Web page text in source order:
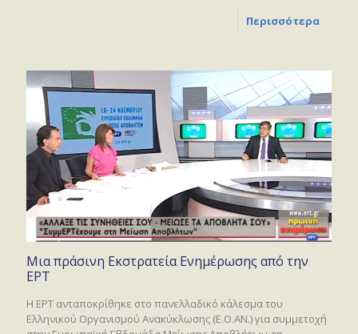
Περισσότερα
Μια πράσινη Εκστρατεία Ενημέρωσης από την
ΕΡΤ
Η ΕΡΤ ανταποκρίθηκε στο πανελλαδικό κάλεσμα του
Ελληνικού Οργανισμού Ανακύκλωσης (Ε.Ο.ΑΝ.) για συμμετοχή